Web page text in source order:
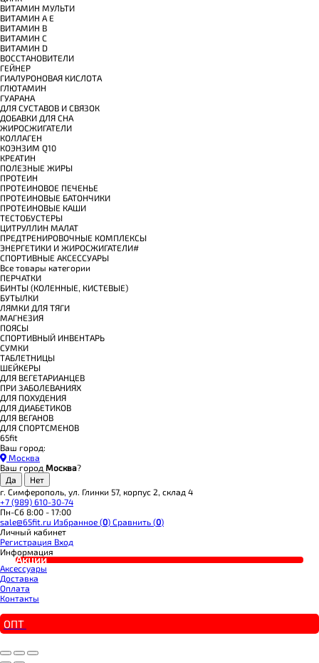
ВИТАМИН МУЛЬТИ
ВИТАМИН A E
ВИТАМИН B
ВИТАМИН C
ВИТАМИН D
ВОССТАНОВИТЕЛИ
ГЕЙНЕР
ГИАЛУРОНОВАЯ КИСЛОТА
ГЛЮТАМИН
ГУАРАНА
ДЛЯ СУСТАВОВ И СВЯЗОК
ДОБАВКИ ДЛЯ СНА
ЖИРОСЖИГАТЕЛИ
КОЛЛАГЕН
КОЭНЗИМ Q10
КРЕАТИН
ПОЛЕЗНЫЕ ЖИРЫ
ПРОТЕИН
ПРОТЕИНОВОЕ ПЕЧЕНЬЕ
ПРОТЕИНОВЫЕ БАТОНЧИКИ
ПРОТЕИНОВЫЕ КАШИ
ТЕСТОБУСТЕРЫ
ЦИТРУЛЛИН МАЛАТ
ПРЕДТРЕНИРОВОЧНЫЕ КОМПЛЕКСЫ
ЭНЕРГЕТИКИ И ЖИРОСЖИГАТЕЛИ#
СПОРТИВНЫЕ АКСЕССУАРЫ
Все товары категории
ПЕРЧАТКИ
БИНТЫ (КОЛЕННЫЕ, КИСТЕВЫЕ)
БУТЫЛКИ
ЛЯМКИ ДЛЯ ТЯГИ
МАГНЕЗИЯ
ПОЯСЫ
СПОРТИВНЫЙ ИНВЕНТАРЬ
СУМКИ
ТАБЛЕТНИЦЫ
ШЕЙКЕРЫ
ДЛЯ ВЕГЕТАРИАНЦЕВ
ПРИ ЗАБОЛЕВАНИЯХ
ДЛЯ ПОХУДЕНИЯ
ДЛЯ ДИАБЕТИКОВ
ДЛЯ ВЕГАНОВ
ДЛЯ СПОРТСМЕНОВ
65fit
Ваш город:
Москва
Ваш город Москва?
г. Симферополь, ул. Глинки 57, корпус 2, склад 4
+7 (989) 610-30-74
Пн-Сб 8:00 - 17:00
sale@65fit.ru Избранное (0) Сравнить (0)
Личный кабинет
Регистрация Вход
Информация
Акции
Аксессуары
Доставка
Оплата
Контакты
ОПТ